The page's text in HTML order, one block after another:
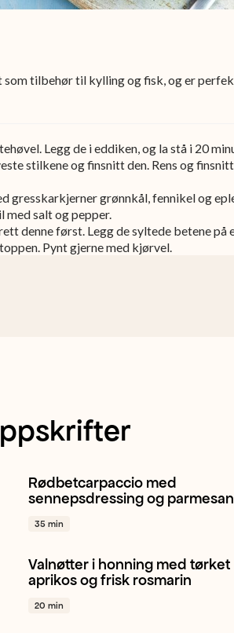
tilbehør til kylling og fisk, og er
Legg de i eddiken, og la stå i 20
stilkene og finsnitt den. Rens og
gresskarkjerner grønnkål, fennikel og
med salt og pepper.
denne først. Legg de syltede betene på
Pynt gjerne med kjørvel.
Rødbete Sjalottløk Salat
Rødbetcarpaccio med
sennepsdressing og parmesan
35 min
Valnøtter Rosmarin Snacking + 1
Valnøtter i honning med tørket
aprikos og frisk rosmarin
20 min